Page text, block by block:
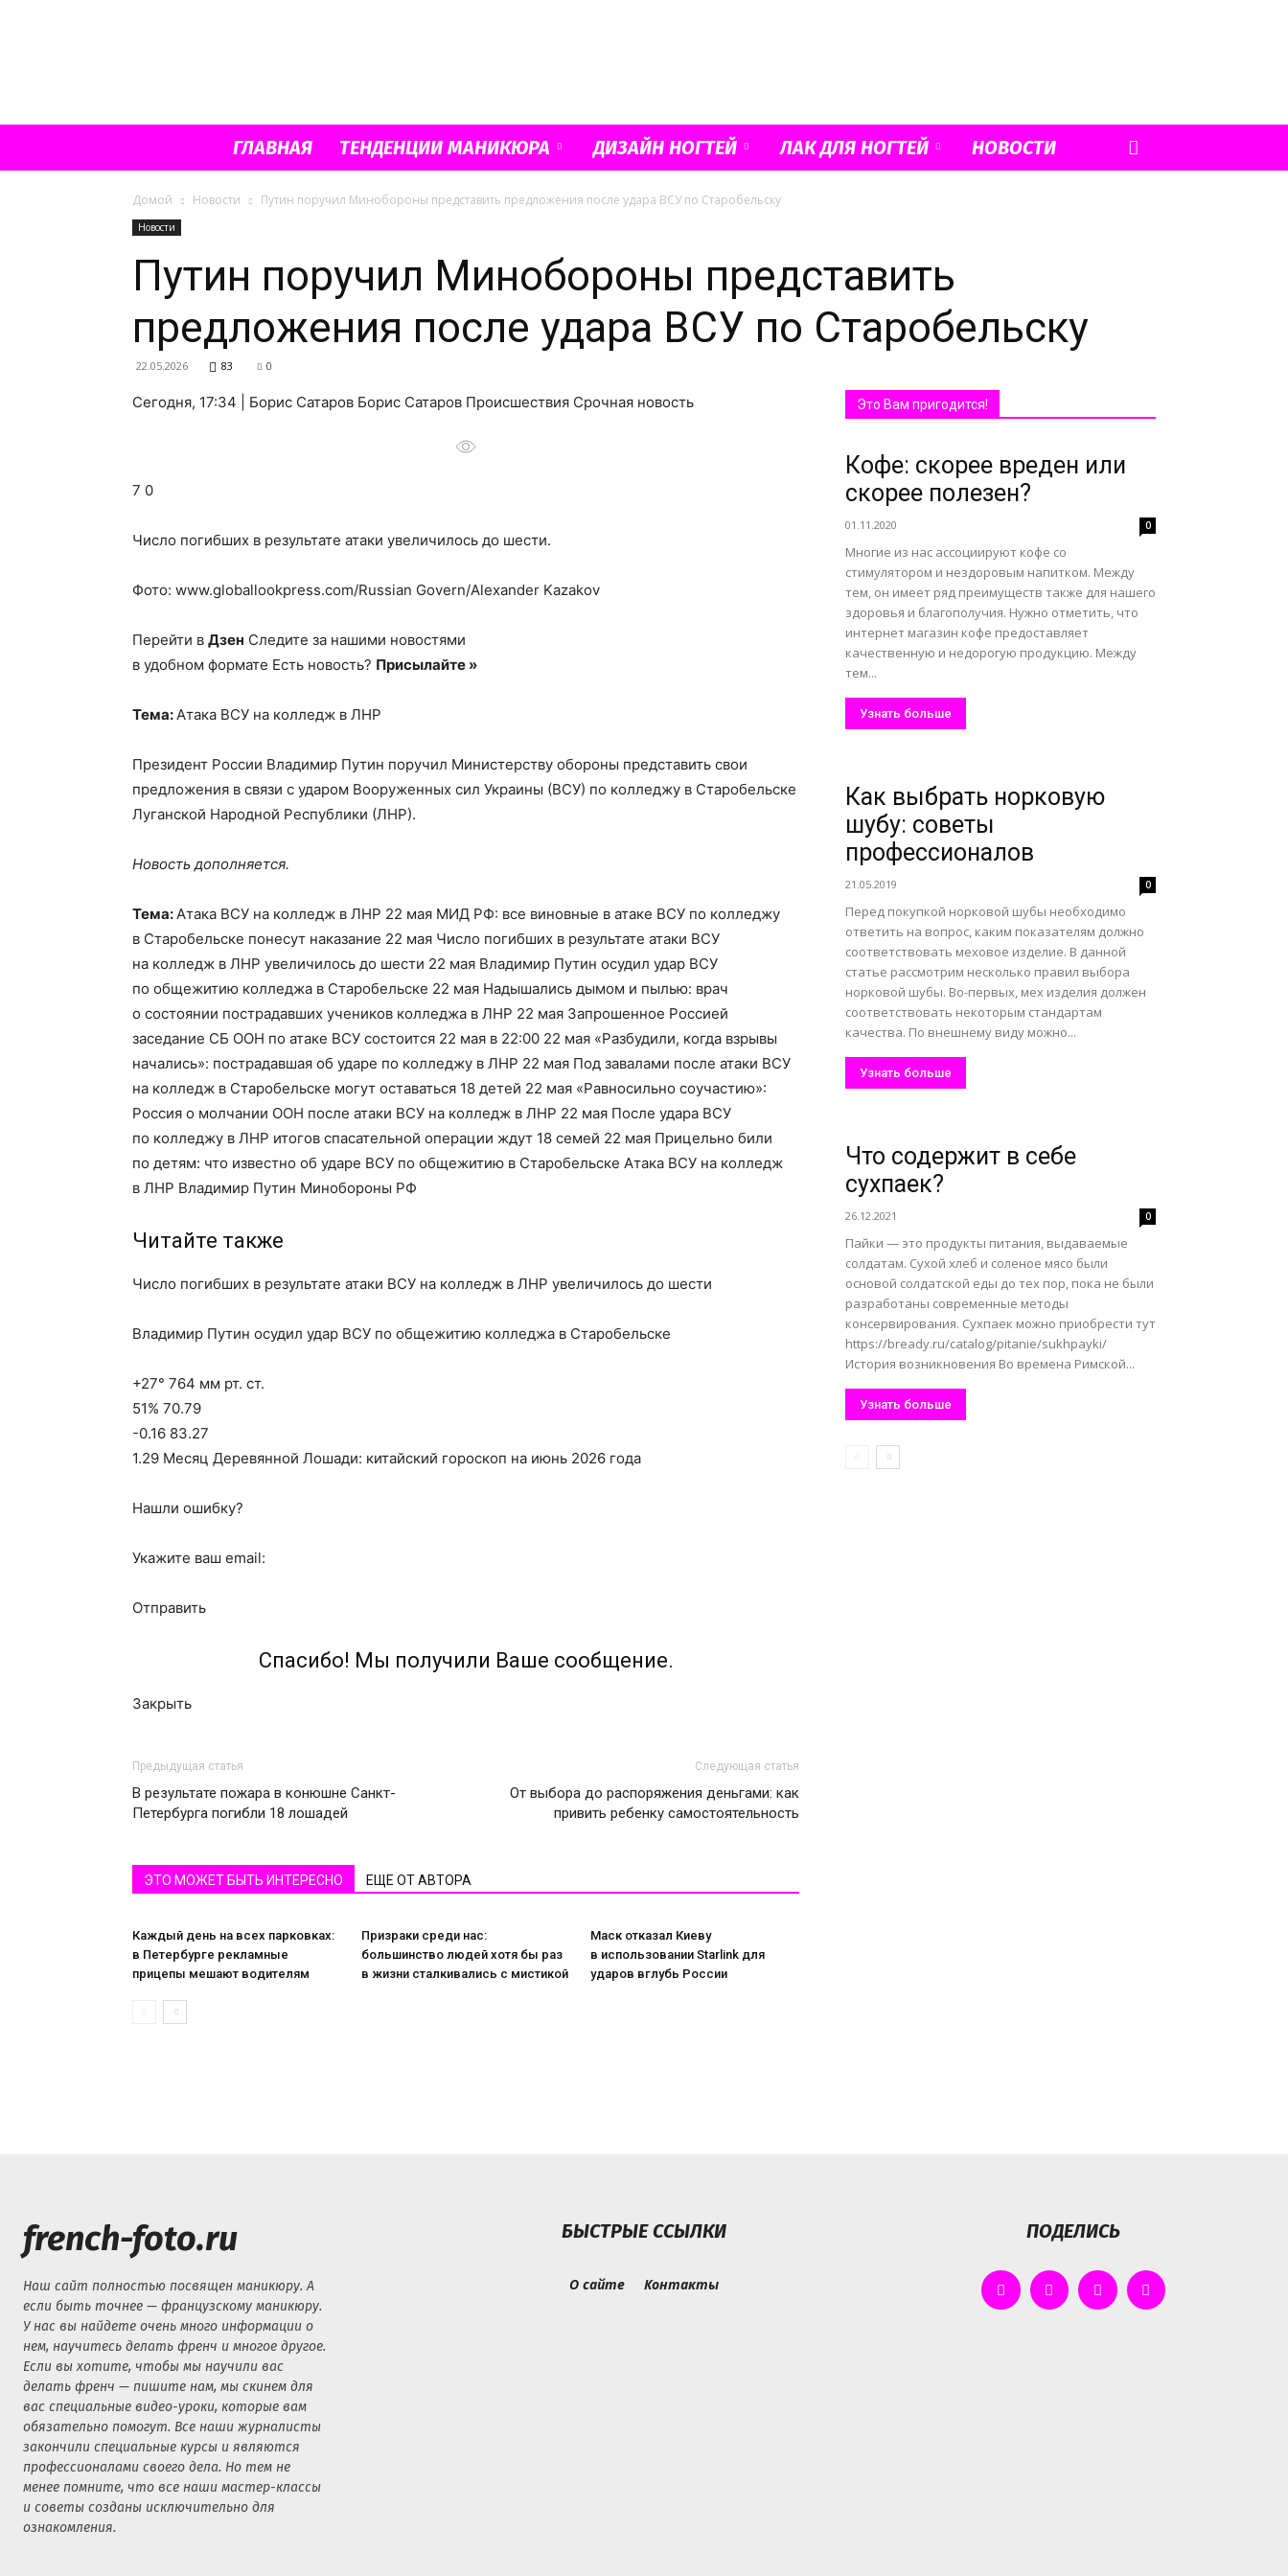
Французский
ГЛАВНАЯ ТЕНДЕНЦИИ МАНИКЮРА ДИЗАЙН НОГТЕЙ ЛАК ДЛЯ НОГТЕЙ НОВОСТИ
Домой Новости Путин поручил Минобороны представить предложения после удара ВСУ по Старобельску
Новости
Путин поручил Минобороны представить
предложения после удара ВСУ по Старобельску
22.05.2026 83 0
Сегодня, 17:34 | Борис Сатаров Борис Сатаров Происшествия Срочная новость
7 0
Число погибших в результате атаки увеличилось до шести.
Фото: www.globallookpress.com/Russian Govern/Alexander Kazakov
Перейти в Дзен Следите за нашими новостями
в удобном формате Есть новость? Присылайте »
Тема:Атака ВСУ на колледж в ЛНР
Президент России Владимир Путин поручил Министерству обороны представить свои
предложения в связи с ударом Вооруженных сил Украины (ВСУ) по колледжу в Старобельске
Луганской Народной Республики (ЛНР).
Новость дополняется.
Тема:Атака ВСУ на колледж в ЛНР 22 мая МИД РФ: все виновные в атаке ВСУ по колледжу
в Старобельске понесут наказание 22 мая Число погибших в результате атаки ВСУ
на колледж в ЛНР увеличилось до шести 22 мая Владимир Путин осудил удар ВСУ
по общежитию колледжа в Старобельске 22 мая Надышались дымом и пылью: врач
о состоянии пострадавших учеников колледжа в ЛНР 22 мая Запрошенное Россией
заседание СБ ООН по атаке ВСУ состоится 22 мая в 22:00 22 мая «Разбудили, когда взрывы
начались»: пострадавшая об ударе по колледжу в ЛНР 22 мая Под завалами после атаки ВСУ
на колледж в Старобельске могут оставаться 18 детей 22 мая «Равносильно соучастию»:
Россия о молчании ООН после атаки ВСУ на колледж в ЛНР 22 мая После удара ВСУ
по колледжу в ЛНР итогов спасательной операции ждут 18 семей 22 мая Прицельно били
по детям: что известно об ударе ВСУ по общежитию в Старобельске Атака ВСУ на колледж
в ЛНР Владимир Путин Минобороны РФ
Читайте также
Число погибших в результате атаки ВСУ на колледж в ЛНР увеличилось до шести
Владимир Путин осудил удар ВСУ по общежитию колледжа в Старобельске
+27° 764 мм рт. ст.
51% 70.79
-0.16 83.27
1.29 Месяц Деревянной Лошади: китайский гороскоп на июнь 2026 года
Нашли ошибку?
Укажите ваш email:
Отправить
Спасибо! Мы получили Ваше сообщение.
Закрыть
Предыдущая статья
В результате пожара в конюшне Санкт-
Петербурга погибли 18 лошадей
Следующая статья
От выбора до распоряжения деньгами: как
привить ребенку самостоятельность
ЭТО МОЖЕТ БЫТЬ ИНТЕРЕСНО ЕЩЕ ОТ АВТОРА
Каждый день на всех парковках:
в Петербурге рекламные
прицепы мешают водителям
Призраки среди нас:
большинство людей хотя бы раз
в жизни сталкивались с мистикой
Маск отказал Киеву
в использовании Starlink для
ударов вглубь России
Это Вам пригодится!
Кофе: скорее вреден или
скорее полезен?
01.11.2020 0
Многие из нас ассоциируют кофе со
стимулятором и нездоровым напитком. Между
тем, он имеет ряд преимуществ также для нашего
здоровья и благополучия. Нужно отметить, что
интернет магазин кофе предоставляет
качественную и недорогую продукцию. Между
тем...
Узнать больше
Как выбрать норковую
шубу: советы
профессионалов
21.05.2019 0
Перед покупкой норковой шубы необходимо
ответить на вопрос, каким показателям должно
соответствовать меховое изделие. В данной
статье рассмотрим несколько правил выбора
норковой шубы. Во-первых, мех изделия должен
соответствовать некоторым стандартам
качества. По внешнему виду можно...
Узнать больше
Что содержит в себе
сухпаек?
26.12.2021 0
Пайки — это продукты питания, выдаваемые
солдатам. Сухой хлеб и соленое мясо были
основой солдатской еды до тех пор, пока не были
разработаны современные методы
консервирования. Сухпаек можно приобрести тут
https://bready.ru/catalog/pitanie/sukhpayki/
История возникновения Во времена Римской...
Узнать больше
french-foto.ru
Наш сайт полностью посвящен маникюру. А
если быть точнее — французскому маникюру.
У нас вы найдете очень много информации о
нем, научитесь делать френч и многое другое.
Если вы хотите, чтобы мы научили вас
делать френч — пишите нам, мы скинем для
вас специальные видео-уроки, которые вам
обязательно помогут. Все наши журналисты
закончили специальные курсы и являются
профессионалами своего дела. Но тем не
менее помните, что все наши мастер-классы
и советы созданы исключительно для
ознакомления.
БЫСТРЫЕ ССЫЛКИ
О сайте Контакты
ПОДЕЛИСЬ